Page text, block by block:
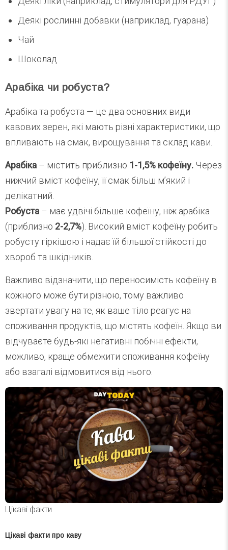
Деякі рослинні добавки (наприклад, гуарана)
Чай
Шоколад
Арабіка чи робуста?
Арабіка та робуста — це два основних види
кавових зерен, які мають різні характеристики, що
впливають на смак, вирощування та склад кави.
Арабіка – містить приблизно 1-1,5% кофеїну. Через
нижчий вміст кофеїну, її смак більш м’який і
делікатний.
Робуста – має удвічі більше кофеїну, ніж арабіка
(приблизно 2-2,7%). Високий вміст кофеїну робить
робусту гіркішою і надає їй більшої стійкості до
хвороб та шкідників.
Важливо відзначити, що переносимість кофеїну в
кожного може бути різною, тому важливо
звертати увагу на те, як ваше тіло реагує на
споживання продуктів, що містять кофеїн. Якщо ви
відчуваєте будь-які негативні побічні ефекти,
можливо, краще обмежити споживання кофеїну
або взагалі відмовитися від нього.
Цікаві факти
Цікаві факти про каву